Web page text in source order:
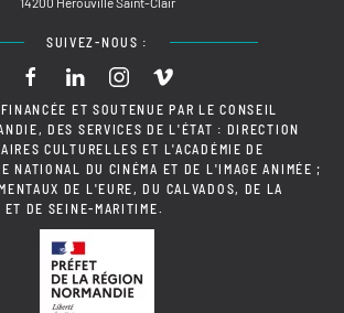
SUIVEZ-NOUS :
ET SOUTENUE PAR LE CONSEIL
DES SERVICES DE L'ÉTAT : DIRECTION
CULTURELLES ET L'ACADÉMIE DE
NATIONAL DU CINÉMA ET DE L'IMAGE ANIMÉE ;
DE L'EURE, DU CALVADOS, DE LA
ET DE SEINE-MARITIME.